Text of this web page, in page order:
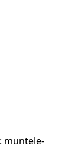
muntele-